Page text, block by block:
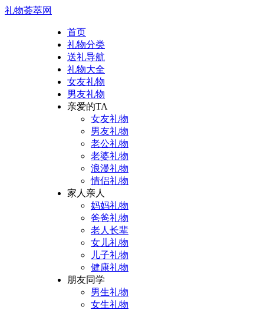
礼物荟萃网
首页
礼物分类
送礼导航
礼物大全
女友礼物
男友礼物
亲爱的TA
女友礼物
男友礼物
老公礼物
老婆礼物
浪漫礼物
情侣礼物
家人亲人
妈妈礼物
爸爸礼物
老人长辈
女儿礼物
儿子礼物
健康礼物
朋友同学
男生礼物
女生礼物